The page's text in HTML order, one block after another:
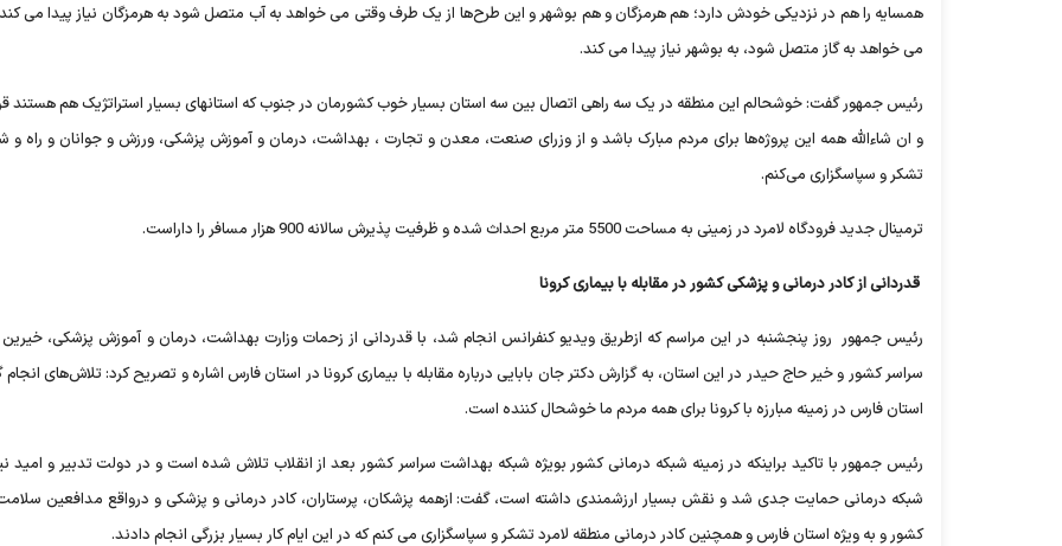
همسایه را هم در نزدیکی خودش دارد؛ هم هرمزگان و هم بوشهر و این طرح‌ها از یک طرف وقتی می خواهد به آب متصل شود به هرمزگان نیاز پیدا می
می خواهد به گاز متصل شود، به بوشهر نیاز پیدا می کند.
رئیس جمهور گفت: خوشحالم این منطقه در یک سه راهی اتصال بین سه استان بسیار خوب کشورمان در جنوب که استانهای بسیار استراتژیک هم هستند
و ان شاءالله همه این پروژه‌ها برای مردم مبارک باشد و از وزرای صنعت، معدن و تجارت ، بهداشت، درمان و آموزش پزشکی، ورزش و جوانان و راه و
تشکر و سپاسگزاری می‌کنم.
ترمینال جدید فرودگاه لامرد در زمینی به مساحت 5500 متر مربع احداث شده و ظرفیت پذیرش سالانه 900 هزار مسافر را داراست.
قدردانی از کادر درمانی و پزشکی کشور در مقابله با بیماری کرونا
رئیس جمهور روز پنجشنبه در این مراسم که ازطریق ویدیو کنفرانس انجام شد، با قدردانی از زحمات وزارت بهداشت، درمان و آموزش پزشکی، خیرین
سراسر کشور و خیر حاج حیدر در این استان، به گزارش دکتر جان بابایی درباره مقابله با بیماری کرونا در استان فارس اشاره و تصریح کرد: تلاش‌های انجام
استان فارس در زمینه مبارزه با کرونا برای همه مردم ما خوشحال کننده است.
رئیس جمهور با تاکید براینکه در زمینه شبکه درمانی کشور بویژه شبکه بهداشت سراسر کشور بعد از انقلاب تلاش شده است و در دولت تدبیر و امید
شبکه درمانی حمایت جدی شد و نقش بسیار ارزشمندی داشته است، گفت: ازهمه پزشکان، پرستاران، کادر درمانی و پزشکی و درواقع مدافعین
کشور و به ویژه استان فارس و همچنین کادر درمانی منطقه لامرد تشکر و سپاسگزاری می کنم که در این ایام کار بسیار بزرگی انجام دادند.